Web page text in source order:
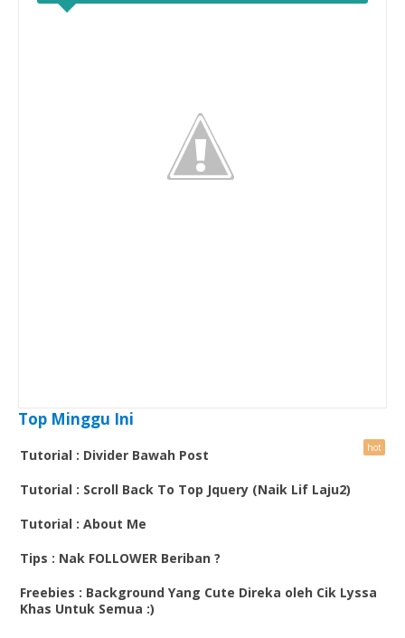
Top Minggu Ini
Tutorial : Divider Bawah Post
Tutorial : Scroll Back To Top Jquery (Naik Lif Laju2)
Tutorial : About Me
Tips : Nak FOLLOWER Beriban ?
Freebies : Background Yang Cute Direka oleh Cik Lyssa
Khas Untuk Semua :)